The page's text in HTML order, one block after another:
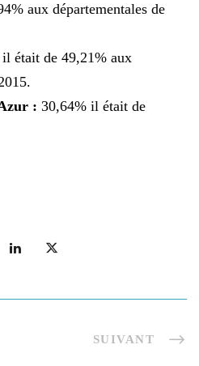
aux départementales de
était de 49,21% aux
: 30,64% il était de
SUIVANT